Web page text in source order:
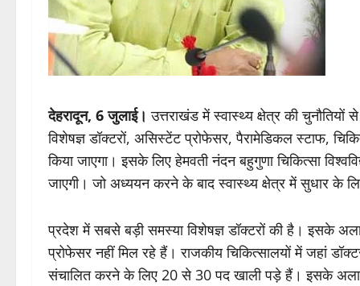
देहरादून, 6 जुलाई। उत्तराखंड में स्वास्थ्य क्षेत्र की
विशेषज्ञ डॉक्टरों, असिस्टेंट प्रोफेसर, पैरामेडिकल स्टाफ,
किया जाएगा। इसके लिए हेमवती नंदन बहुगुणा चिकित्सा
जाएगी। जो अध्ययन करने के बाद स्वास्थ्य क्षेत्र में सुधार के
प्रदेश में सबसे बड़ी समस्या विशेषज्ञ डॉक्टरों की है। इसके
प्रोफेसर नहीं मिल रहे हैं। राजकीय चिकित्सालयों में जहां
संचालित करने के लिए 20 से 30 पद खाली पड़े हैं। इसके